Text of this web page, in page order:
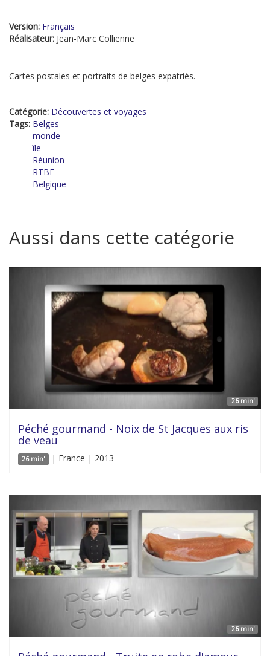
Version: Français
Réalisateur: Jean-Marc Collienne
Cartes postales et portraits de belges expatriés.
Catégorie: Découvertes et voyages
Tags: Belges
monde
île
Réunion
RTBF
Belgique
Aussi dans cette catégorie
26 min'
Péché gourmand - Noix de St Jacques aux ris
de veau
26 min' | France | 2013
26 min'